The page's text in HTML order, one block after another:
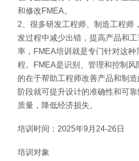
和修改FMEA。
2、很多研发工程师、制造工程师
发过程中减少出错，提高产品和
率，FMEA培训就是专门针对这种
程。FMEA是识别、管理和控制风
的在于帮助工程师改善产品和制
阶段就可提升设计的准确性和可
质量，降低经济损失。
培训时间：2025年9月24-26日
培训对象